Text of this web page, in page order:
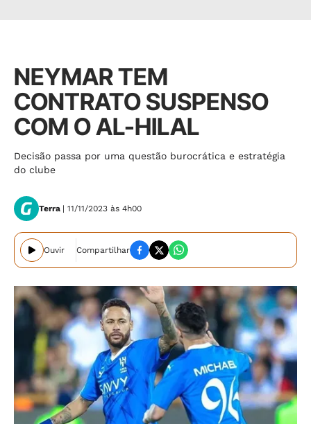
NEYMAR TEM
CONTRATO SUSPENSO
COM O AL-HILAL
Decisão passa por uma questão burocrática e estratégia
do clube
Terra | 11/11/2023 às 4h00
Ouvir Compartilhar